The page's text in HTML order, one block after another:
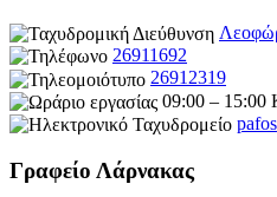
26911692
26912319
09:00 – 15:00
Γραφείο Λάρνακας